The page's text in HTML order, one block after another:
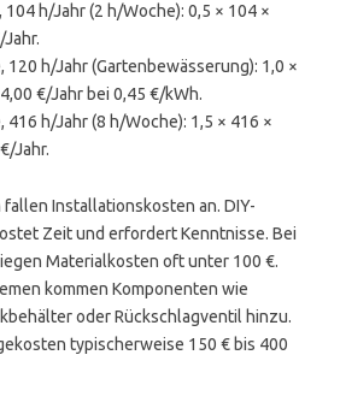
104 h/Jahr (2 h/Woche): 0,5 × 104 ×
120 h/Jahr (Gartenbewässerung): 1,0 ×
€/Jahr bei 0,45 €/kWh.
416 h/Jahr (8 h/Woche): 1,5 × 416 ×
Jahr.
Installationskosten an. DIY-
Zeit und erfordert Kenntnisse. Bei
Materialkosten oft unter 100 €.
kommen Komponenten wie
oder Rückschlagventil hinzu.
typischerweise 150 € bis 400